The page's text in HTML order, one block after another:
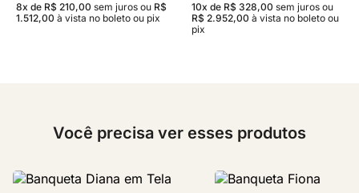
8x de R$ 210,00 sem juros ou R$
1.512,00 à vista no boleto ou pix
10x de R$ 328,00 sem juros ou
R$ 2.952,00 à vista no boleto ou
pix
Você precisa ver esses produtos